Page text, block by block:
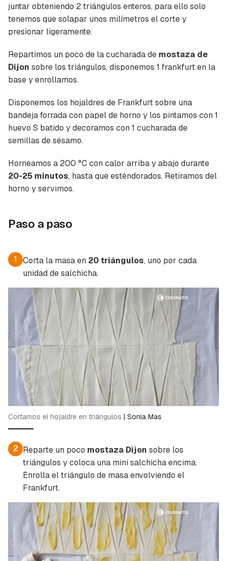
juntar obteniendo 2 triángulos enteros, para ello solo
tenemos que solapar unos milímetros el corte y
presionar ligeramente.
Repartimos un poco de la cucharada de mostaza de
Dijon sobre los triángulos, disponemos 1 frankfurt en la
base y enrollamos.
Disponemos los hojaldres de Frankfurt sobre una
bandeja forrada con papel de horno y los pintamos con 1
huevo S batido y decoramos con 1 cucharada de
semillas de sésamo.
Horneamos a 200 °C con calor arriba y abajo durante
20-25 minutos, hasta que esténdorados. Retiramos del
horno y servimos.
Paso a paso
1 Corta la masa en 20 triángulos, uno por cada
unidad de salchicha.
Cortamos el hojaldre en triángulos | Sonia Mas
2 Reparte un poco mostaza Dijon sobre los
triángulos y coloca una mini salchicha encima.
Enrolla el triángulo de masa envolviendo el
Frankfurt.